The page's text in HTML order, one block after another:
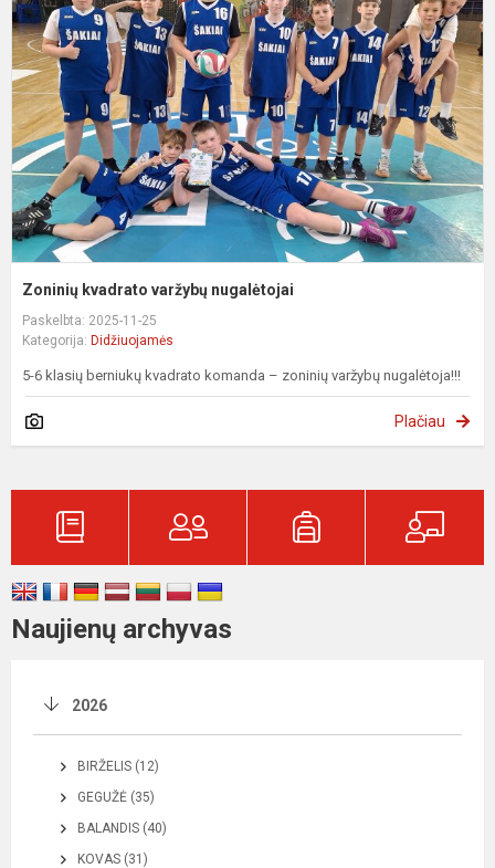
Zoninių kvadrato varžybų nugalėtojai
Paskelbta: 2025-11-25
Kategorija: Didžiuojamės
5-6 klasių berniukų kvadrato komanda – zoninių varžybų nugalėtoja!!!
Plačiau
Naujienų archyvas
2026
BIRŽELIS (12)
GEGUŽĖ (35)
BALANDIS (40)
KOVAS (31)